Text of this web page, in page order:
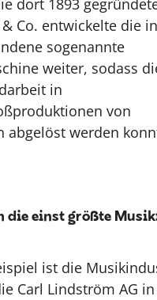
ie dort 1893
& Co. entwickelte die in
sogenannte
weiter, sodass
in
von
abgelöst werden
die einst größte
ist die
Carl Lindström AG